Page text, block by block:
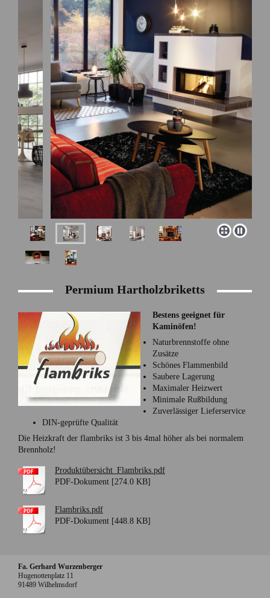
Permium Hartholzbriketts
Bestens geeignet für
Kaminöfen!
Naturbrennstoffe ohne
Zusätze
Schönes Flammenbild
Saubere Lagerung
Maximaler Heizwert
Minimale Rußbildung
Zuverlässiger Lieferservice
DIN-geprüfte Qualität
Die Heizkraft der flambriks ist 3 bis 4mal höher als bei normalem
Brennholz!
Produktübersicht_Flambriks.pdf
PDF-Dokument [274.0 KB]
Flambriks.pdf
PDF-Dokument [448.8 KB]
Fa. Gerhard Wurzenberger
Hugenottenplatz 11
91489 Wilhelmsdorf